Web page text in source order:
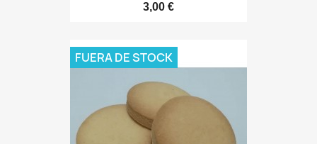
3,00 €
FUERA DE STOCK